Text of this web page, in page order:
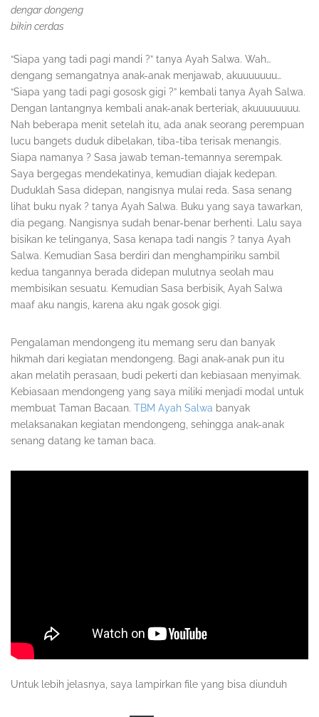
dengar dongeng
bikin cerdas
“Siapa yang tadi pagi mandi ?” tanya Ayah Salwa. Wah…
dengang semangatnya anak-anak menjawab, akuuuuuuu…
“Siapa yang tadi pagi gososk gigi ?” kembali tanya Ayah Salwa.
Dengan lantangnya kembali anak-anak berteriak, akuuuuuuuu.
Nah beberapa menit setelah itu, ada anak seorang perempuan
lucu bangets duduk dibelakan, tiba-tiba terisak menangis.
Siapa namanya ? Sasa jawab teman-temannya serempak.
Saya bergegas mendekatinya, kemudian diajak kedepan.
Duduklah Sasa didepan, nangisnya mulai reda. Sasa senang
lihat buku nyak ? tanya Ayah Salwa. Buku yang saya tawarkan,
dia pegang. Nangisnya sudah benar-benar berhenti. Lalu saya
bisikan ke telinganya, Sasa kenapa tadi nangis ? tanya Ayah
Salwa. Kemudian Sasa berdiri dan menghampiriku sambil
kedua tangannya berada didepan mulutnya seolah mau
membisikan sesuatu. Kemudian Sasa berbisik, Ayah Salwa
maaf aku nangis, karena aku ngak gosok gigi.
Pengalaman mendongeng itu memang seru dan banyak
hikmah dari kegiatan mendongeng. Bagi anak-anak pun itu
akan melatih perasaan, budi pekerti dan kebiasaan menyimak.
Kebiasaan mendongeng yang saya miliki menjadi modal untuk
membuat Taman Bacaan. TBM Ayah Salwa banyak
melaksanakan kegiatan mendongeng, sehingga anak-anak
senang datang ke taman baca.
Untuk lebih jelasnya, saya lampirkan file yang bisa diunduh